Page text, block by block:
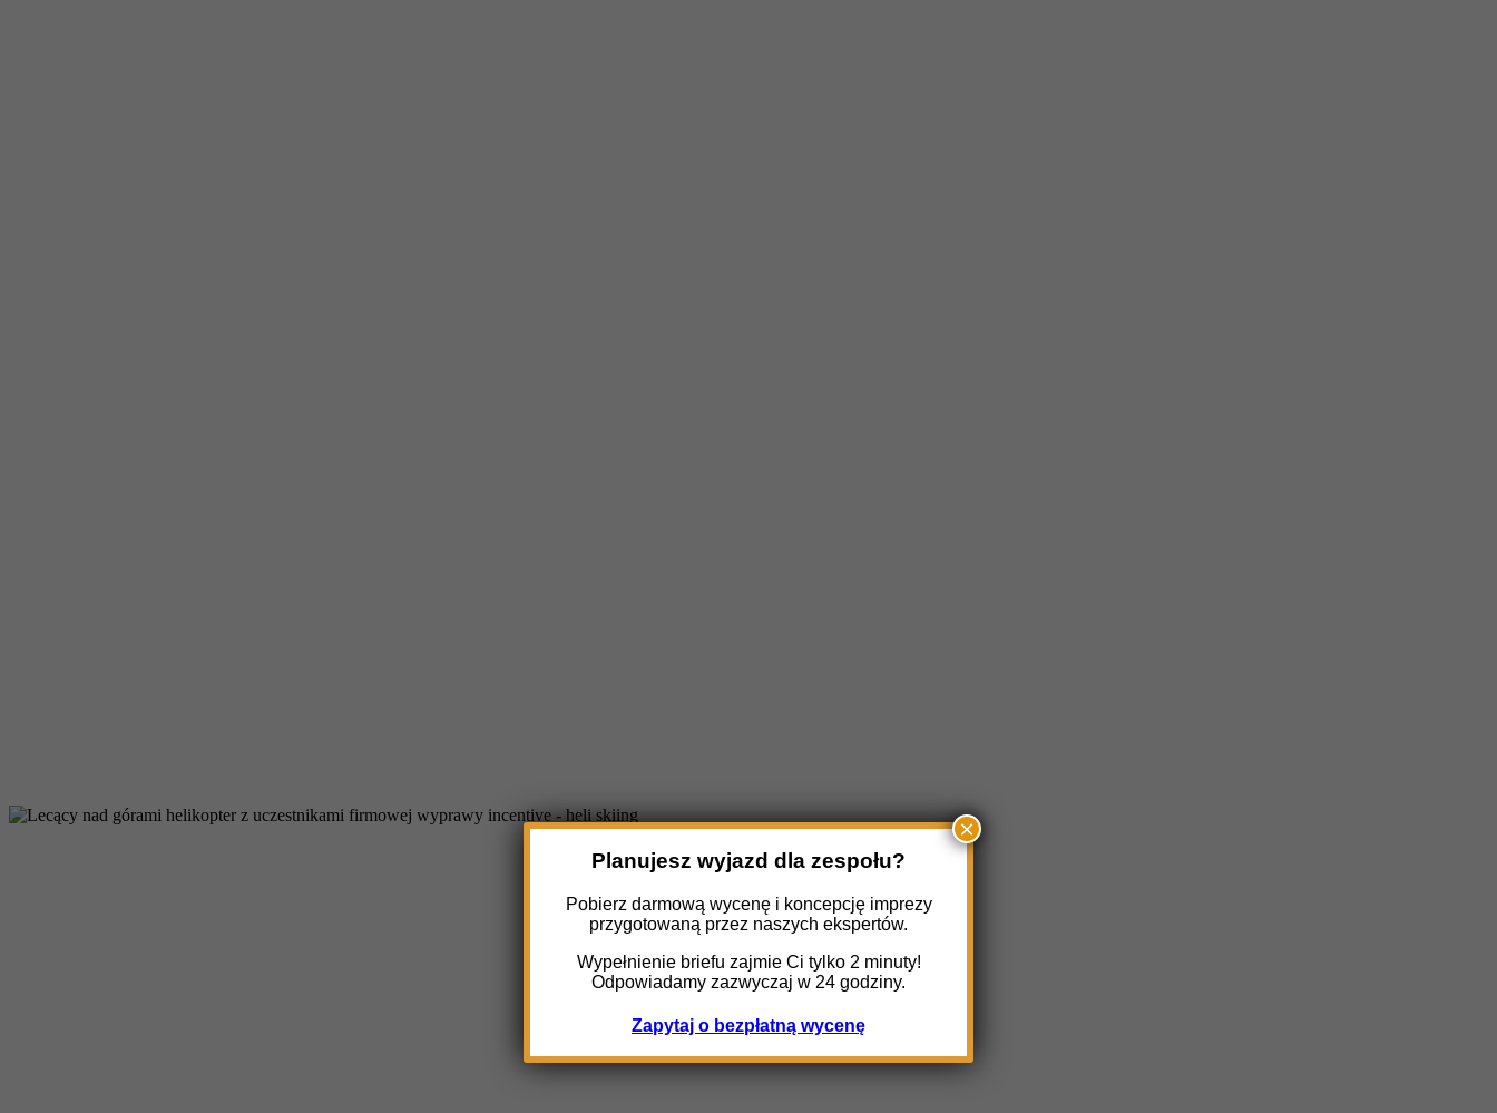
Planujesz wyjazd dla zespołu?
Pobierz darmową wycenę i koncepcję imprezy
przygotowaną przez naszych ekspertów.
Wypełnienie briefu zajmie Ci tylko 2 minuty!
Odpowiadamy zazwyczaj w 24 godziny.
Zapytaj o bezpłatną wycenę
×